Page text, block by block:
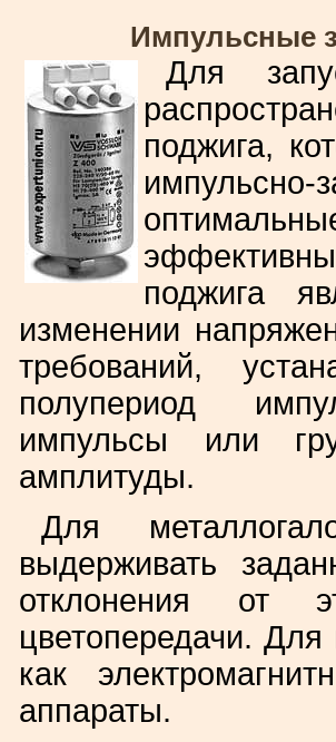
Импульсные
Для
поджига,
поджига
изменении
требований,
полупериод
импульсы или
амплитуды.
Для
выдерживать
отклонения от
цветопередачи.
как
аппараты.